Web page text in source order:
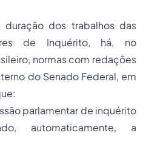
dos trabalhos das
de Inquérito, há, no
normas com redações
do Senado Federal, em
parlamentar de inquérito
automaticamente, a